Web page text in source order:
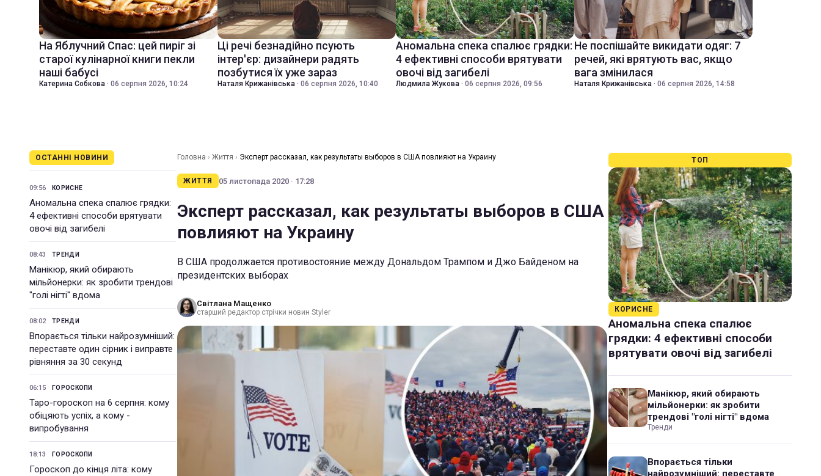
На Яблучний Спас: цей пиріг зі
старої кулінарної книги пекли
наші бабусі
Катерина Собкова · 06 серпня 2026, 10:24
Ці речі безнадійно псують
інтер'єр: дизайнери радять
позбутися їх уже зараз
Наталя Крижанівська · 06 серпня 2026, 10:40
Аномальна спека спалює грядки:
4 ефективні способи врятувати
овочі від загибелі
Людмила Жукова · 06 серпня 2026, 09:56
Не поспішайте викидати одяг: 7
речей, які врятують вас, якщо
вага змінилася
Наталя Крижанівська · 06 серпня 2026, 14:58
ОСТАННІ НОВИНИ
09:56 КОРИСНЕ
Аномальна спека спалює грядки:
4 ефективні способи врятувати
овочі від загибелі
08:43 ТРЕНДИ
Манікюр, який обирають
мільйонерки: як зробити трендові
"голі нігті" вдома
08:02 ТРЕНДИ
Впорається тільки найрозумніший:
переставте один сірник і виправте
рівняння за 30 секунд
06:15 ГОРОСКОПИ
Таро-гороскоп на 6 серпня: кому
обіцяють успіх, а кому -
випробування
18:13 ГОРОСКОПИ
Гороскоп до кінця літа: кому
Головна › Життя › Эксперт рассказал, как результаты выборов в США повлияют на Украину
ЖИТТЯ 05 листопада 2020 · 17:28
Эксперт рассказал, как результаты выборов в США
повлияют на Украину
В США продолжается противостояние между Дональдом Трампом и Джо Байденом на
президентских выборах
Світлана Мащенко
старший редактор стрічки новин Styler
ТОП
КОРИСНЕ
Аномальна спека спалює
грядки: 4 ефективні способи
врятувати овочі від загибелі
Манікюр, який обирають
мільйонерки: як зробити
трендові "голі нігті" вдома
Тренди
Впорається тільки
найрозумніший: переставте